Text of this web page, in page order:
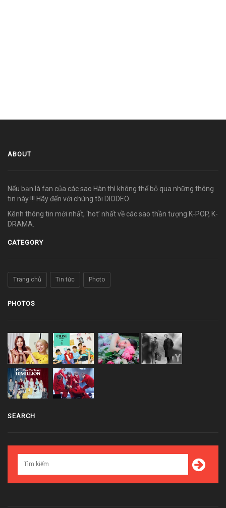
ABOUT
Nếu bạn là fan của các sao Hàn thì không thể bỏ qua những thông
tin này !!! Hãy đến với chúng tôi DIODEO.
Kênh thông tin mới nhất, ‘hot’ nhất về các sao thần tượng K-POP, K-
DRAMA.
CATEGORY
Trang chủ Tin tức Photo
PHOTOS
SEARCH